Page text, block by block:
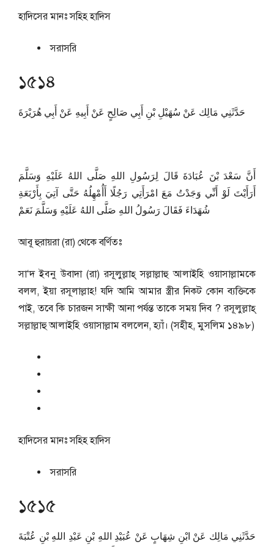
হাদিসের মানঃসহিহ হাদিস
সরাসরি
১৫১৪
حَدَّثَنِي مَالِك عَنْ سُهَيْلِ بْنِ أَبِي صَالِحٍ عَنْ أَبِيهِ عَنْ أَبِي هُرَيْرَةَ
أَنَّ سَعْدَ بْنَ عُبَادَةَ قَالَ لِرَسُولِ اللهِ صَلَّى اللهُ عَلَيْهِ وَسَلَّمَ
أَرَأَيْتَ لَوْ أَنِّي وَجَدْتُ مَعَ امْرَأَتِي رَجُلًا أَأُمْهِلُهُ حَتَّى آتِيَ بِأَرْبَعَةِ
شُهَدَاءَ فَقَالَ رَسُولُ اللهِ صَلَّى اللهُ عَلَيْهِ وَسَلَّمَ نَعَمْ
আবূ হুরায়রা (রা) থেকে বর্ণিতঃ
সা‘দ ইব্নু উবাদা (রা) রসূলুল্লাহ্ সল্লাল্লাহু আলাইহি ওয়াসাল্লামকে
বলল, ইয়া রসূলাল্লাহ! যদি আমি আমার স্ত্রীর নিকট কোন ব্যক্তিকে
পাই, তবে কি চারজন সাক্ষী আনা পর্যন্ত তাকে সময় দিব ? রসূলুল্লাহ্
সল্লাল্লাহু আলাইহি ওয়াসাল্লাম বললেন, হ্যাঁ। (সহীহ, মুসলিম ১৪৯৮)
হাদিসের মানঃসহিহ হাদিস
সরাসরি
১৫১৫
حَدَّثَنِي مَالِك عَنْ ابْنِ شِهَابٍ عَنْ عُبَيْدِ اللهِ بْنِ عَبْدِ اللهِ بْنِ عُتْبَةَ